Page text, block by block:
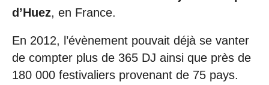
d’Huez, en France.
En 2012, l’évènement pouvait déjà se vanter
de compter plus de 365 DJ ainsi que près de
180 000 festivaliers provenant de 75 pays.